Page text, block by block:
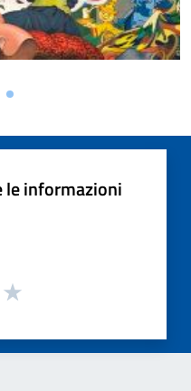
le informazioni